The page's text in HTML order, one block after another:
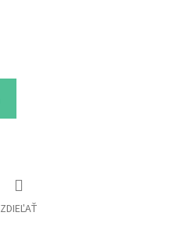
ZDIEĽAŤ